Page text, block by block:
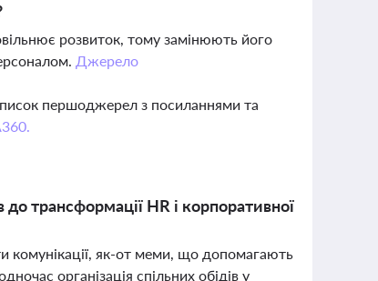
розвиток, тому замінюють його
Джерело
першоджерел з посиланнями та
до трансформації HR і корпоративної
комунікації, як-от меми, що допомагають
організація спільних обідів у